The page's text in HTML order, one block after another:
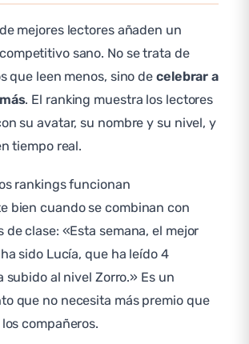
mejores lectores añaden un
sano. No se trata de
que leen menos, sino de celebrar a
. El ranking muestra los lectores
su avatar, su nombre y su nivel, y
tiempo real.
rankings funcionan
bien cuando se combinan con
de clase: «Esta semana, el mejor
sido Lucía, que ha leído 4
subido al nivel Zorro.» Es un
que no necesita más premio que
compañeros.